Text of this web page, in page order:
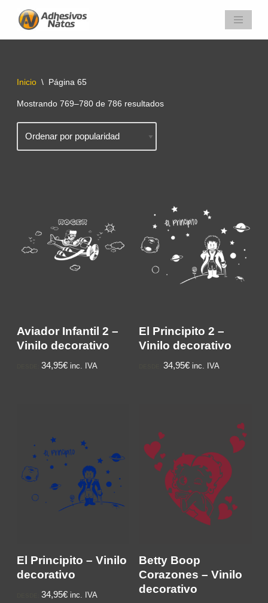
Saltar
Inicio \ Página 65
Mostrando 769–780 de 786 resultados
Aviador Infantil 2 –
Vinilo decorativo
34,95€ inc. IVA
El Principito 2 –
Vinilo decorativo
34,95€ inc. IVA
El Principito – Vinilo
decorativo
34,95€ inc. IVA
Betty Boop
Corazones – Vinilo
decorativo